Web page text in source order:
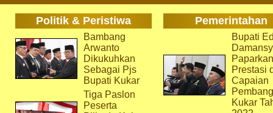
Politik & Peristiwa Pemerintahan
Bambang
Arwanto
Dikukuhkan
Sebagai Pjs
Bupati Kukar
Tiga Paslon
Peserta
Bupati
Paparkan
Prestasi
Capaian
Kukar